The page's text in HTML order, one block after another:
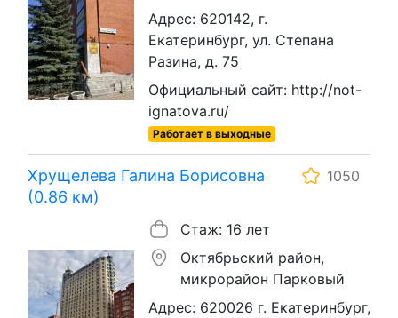
Адрес: 620142, г.
Екатеринбург, ул. Степана
Разина, д. 75
Официальный сайт: http://not-
ignatova.ru/
Работает в выходные
Хрущелева Галина Борисовна
(0.86 км)
1050
Стаж: 16 лет
Октябрьский район,
микрорайон Парковый
Адрес: 620026 г. Екатеринбург,